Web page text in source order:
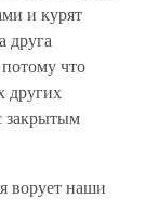
и курят
друга
что
других
закрытым
ворует наши